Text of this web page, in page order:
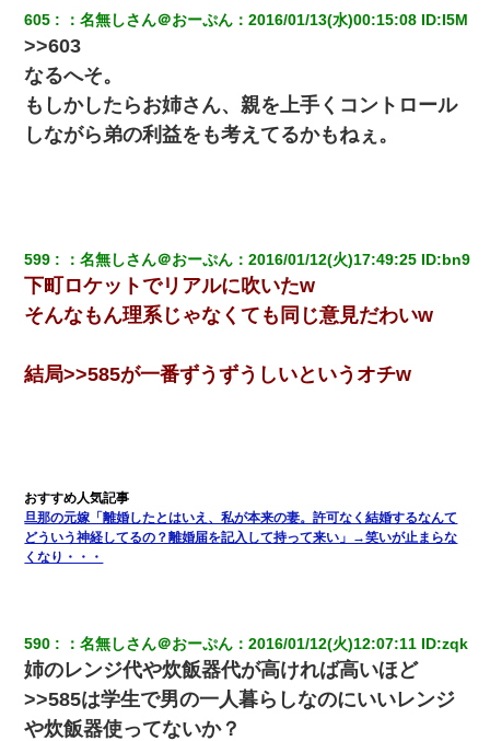
605 ：名無しさん＠おーぷん ：2016/01/13(水)00:15:08 ID:I5M
>>603
なるへそ。
もしかしたらお姉さん、親を上手くコントロール
しながら弟の利益をも考えてるかもねぇ。
599 ：名無しさん＠おーぷん ：2016/01/12(火)17:49:25 ID:bn9
下町ロケットでリアルに吹いたw
そんなもん理系じゃなくても同じ意見だわいw
結局>>585が一番ずうずうしいというオチw
旦那の元嫁「離婚したとはいえ、私が本来の妻。許可なく結婚するなんて
どういう神経してるの？離婚届を記入して持って来い」→笑いが止まらな
くなり・・・
590 ：名無しさん＠おーぷん ：2016/01/12(火)12:07:11 ID:zqk
姉のレンジ代や炊飯器代が高ければ高いほど
>>585は学生で男の一人暮らしなのにいいレンジ
や炊飯器使ってないか？